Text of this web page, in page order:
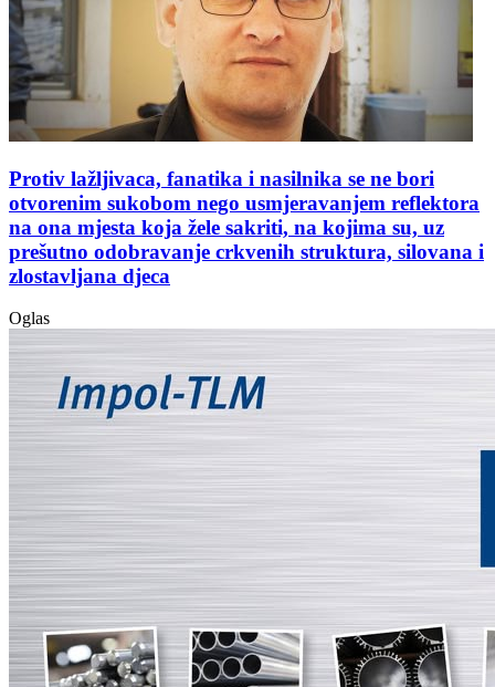
Protiv lažljivaca, fanatika i nasilnika se ne bori
otvorenim sukobom nego usmjeravanjem reflektora
na ona mjesta koja žele sakriti, na kojima su, uz
prešutno odobravanje crkvenih struktura, silovana i
zlostavljana djeca
Oglas